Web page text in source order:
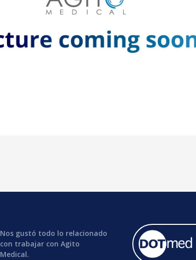
Nos gustó todo lo relacionado
con trabajar con Agito
Medical.